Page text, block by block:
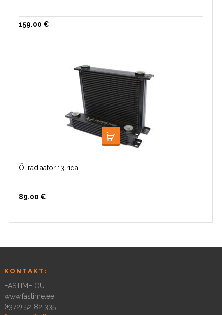
159.00 €
LISA KORVI
Õliradiaator 13 rida
89.00 €
KONTAKT:
FASTIME OÜ
www.fastime.ee
(+372) 52 82 335